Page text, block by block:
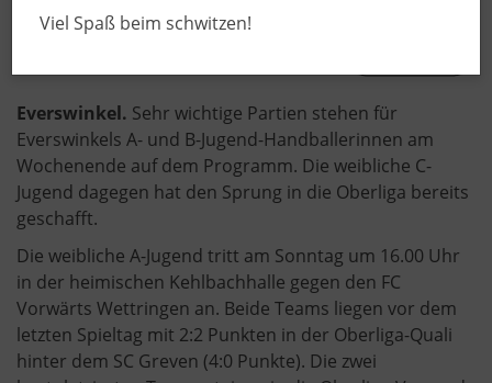
Everswinkel. Sehr wichtige Partien stehen für
Everswinkels A- und B-Jugend-Handballerinnen am
Wochenende auf dem Programm. Die weibliche C-
Jugend dagegen hat den Sprung in die Oberliga bereits
geschafft.
Die weibliche A-Jugend tritt am Sonntag um 16.00 Uhr
in der heimischen Kehlbachhalle gegen den FC
Vorwärts Wettringen an. Beide Teams liegen vor dem
letzten Spieltag mit 2:2 Punkten in der Oberliga-Quali
hinter dem SC Greven (4:0 Punkte). Die zwei
Viel Spaß beim schwitzen!